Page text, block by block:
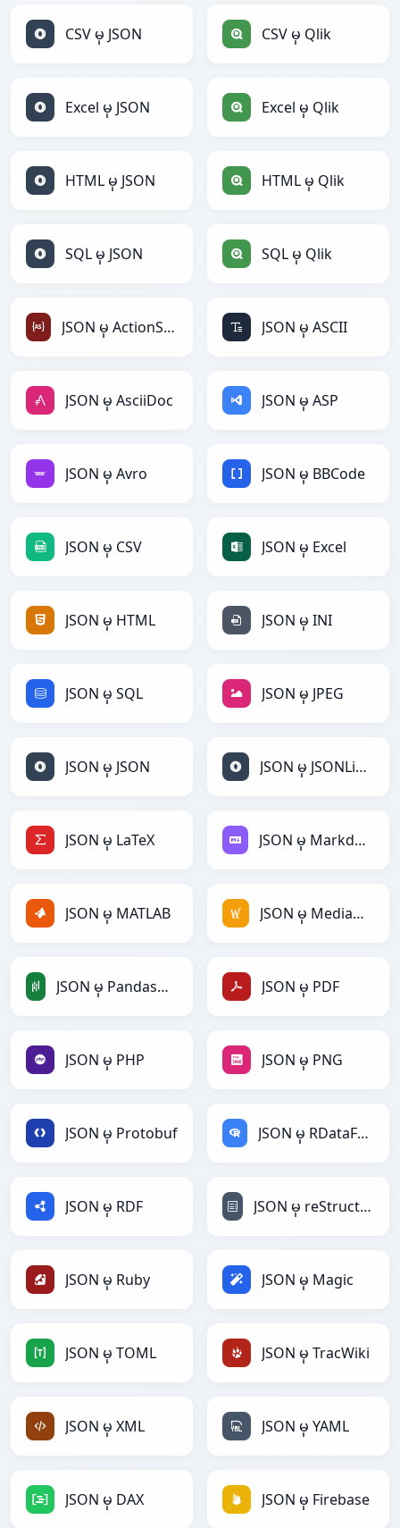
CSV မှ JSON CSV မှ Qlik
Excel မှ JSON Excel မှ Qlik
HTML မှ JSON HTML မှ Qlik
SQL မှ JSON SQL မှ Qlik
JSON မှ ActionScript JSON မှ ASCII
JSON မှ AsciiDoc JSON မှ ASP
JSON မှ Avro JSON မှ BBCode
JSON မှ CSV JSON မှ Excel
JSON မှ HTML JSON မှ INI
JSON မှ SQL JSON မှ JPEG
JSON မှ JSON JSON မှ JSONLines
JSON မှ LaTeX JSON မှ Markdown
JSON မှ MATLAB JSON မှ MediaWiki
JSON မှ PandasDataFrame JSON မှ PDF
JSON မှ PHP JSON မှ PNG
JSON မှ Protobuf JSON မှ RDataFrame
JSON မှ RDF JSON မှ reStructuredText
JSON မှ Ruby JSON မှ Magic
JSON မှ TOML JSON မှ TracWiki
JSON မှ XML JSON မှ YAML
JSON မှ DAX JSON မှ Firebase